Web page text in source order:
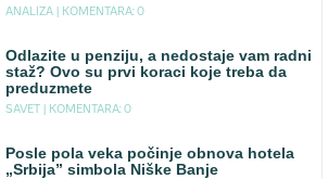
ANALIZA | KOMENTARA: 0
Odlazite u penziju, a nedostaje vam radni
staž? Ovo su prvi koraci koje treba da
preduzmete
SAVET | KOMENTARA: 0
Posle pola veka počinje obnova hotela
„Srbija” simbola Niške Banje